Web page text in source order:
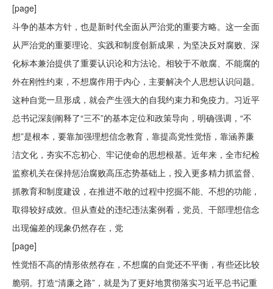
[page]
斗争的基本方针，也是新时代全面从严治党的重要方略。这一全面
从严治党的重要理论、实践和制度创新成果，为坚决反对腐败、深
化标本兼治提供了重要认识论和方法论。相较于不敢腐、不能腐的
外在刚性约束，不想腐作用于内心，主要解决个人思想认识问题。
这种自觉一旦形成，就会产生强大的自我约束力和免疫力。习近平
总书记深刻阐释了“三不”的基本定位和政策导向，明确强调，“不
想”是根本，要靠加强理想信念教育，靠提高党性觉悟，靠涵养廉
洁文化，夯实不忘初心、牢记使命的思想根基。近年来，全市纪检
监察机关在保持惩治腐败高压态势基础上，投入更多精力抓监督、
抓教育和制度建设，在推进不敢的过程中挖掘不能、不想的功能，
取得较好成效。但从查处的违纪违法案例看，党员、干部理想信念
出现偏差的现象仍然存在，党
[page]
性觉悟不高的情形依然存在，不想腐的自觉还不平衡，有些还比较
脆弱。打造“清廉之路”，就是为了更好地贯彻落实习近平总书记重